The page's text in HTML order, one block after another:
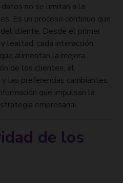
no se limitan a la
Es un proceso continuo que
cliente. Desde el primer
lealtad, cada interacción
alimentan la mejora
de los clientes, el
las preferencias cambiantes
que impulsan la
empresarial.
de los